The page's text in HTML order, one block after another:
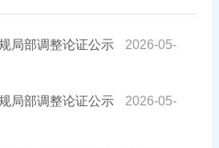
局部调整论证公示
2026-05-
局部调整论证公示
2026-05-